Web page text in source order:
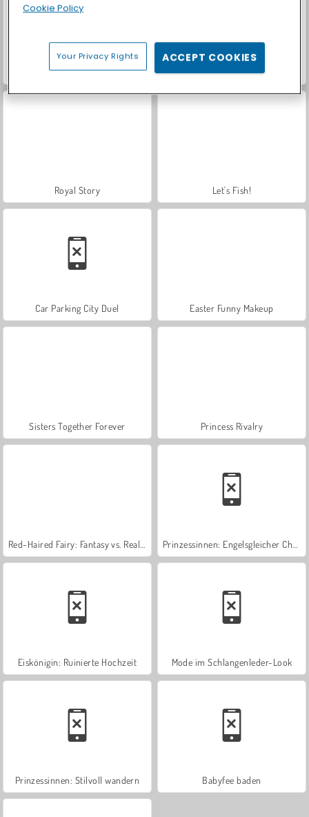
Farm Merge Valley Casino World
Royal Story Let's Fish!
Car Parking City Duel Easter Funny Makeup
Sisters Together Forever Princess Rivalry
Eiskönigin: Ruinierte Hochzeit Mode im Schlangenleder-Look
Prinzessinnen: Stilvoll wandern Babyfee baden
Cookie Policy
Your Privacy Rights ACCEPT COOKIES